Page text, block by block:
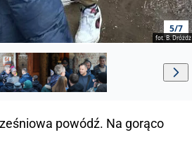
5/7
fot. B. Dróżdż
powódź. Na gorąco